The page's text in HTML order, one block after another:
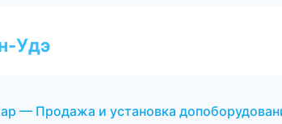
Удэ
— Продажа и установка